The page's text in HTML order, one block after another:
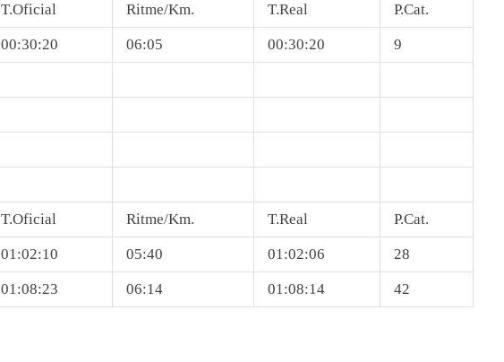
T.Oficial Ritme/Km. T.Real P.Cat.
00:30:20 06:05 00:30:20 9
T.Oficial Ritme/Km. T.Real P.Cat.
01:02:10 05:40 01:02:06 28
01:08:23 06:14 01:08:14 42